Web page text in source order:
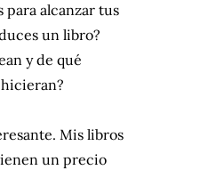
para alcanzar tus
un libro?
y de qué
Mis libros
un precio